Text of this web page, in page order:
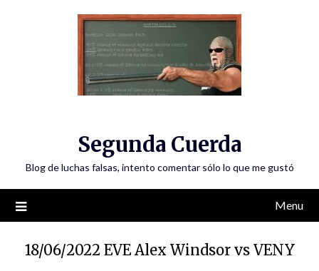
Segunda Cuerda
Blog de luchas falsas, intento comentar sólo lo que me gustó
Menu
18/06/2022 EVE Alex Windsor vs VENY